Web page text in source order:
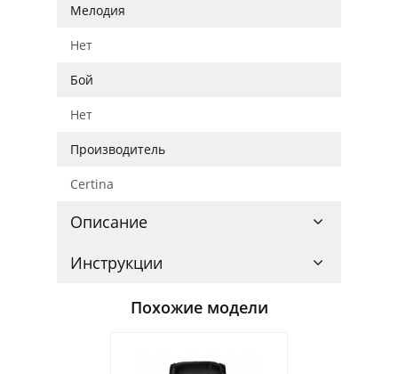
Мелодия
Нет
Бой
Нет
Производитель
Certina
Описание
Инструкции
Похожие модели